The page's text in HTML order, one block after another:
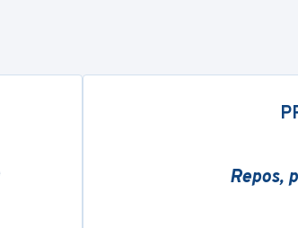
Repos,